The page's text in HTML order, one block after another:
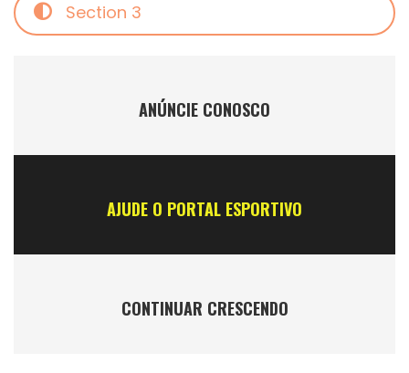
Section 3
ANÚNCIE CONOSCO
AJUDE O PORTAL ESPORTIVO
CONTINUAR CRESCENDO